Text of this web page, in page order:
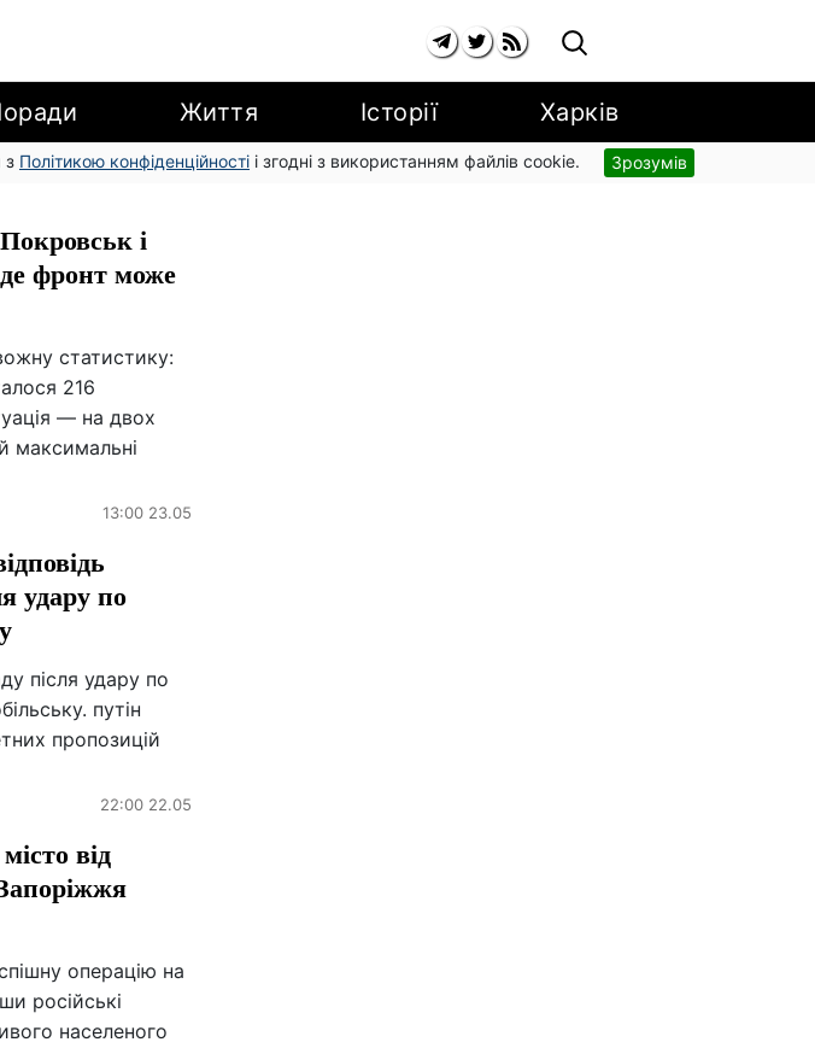
Життя Історії Харків
з Політикою конфіденційності і згодні з використанням файлів cookie. Зрозумів
і
фронт може
статистику:
216
— на двох
максимальні
13:00 23.05
удару по
після удару по
путін
пропозицій
22:00 22.05
від
операцію на
російські
населеного